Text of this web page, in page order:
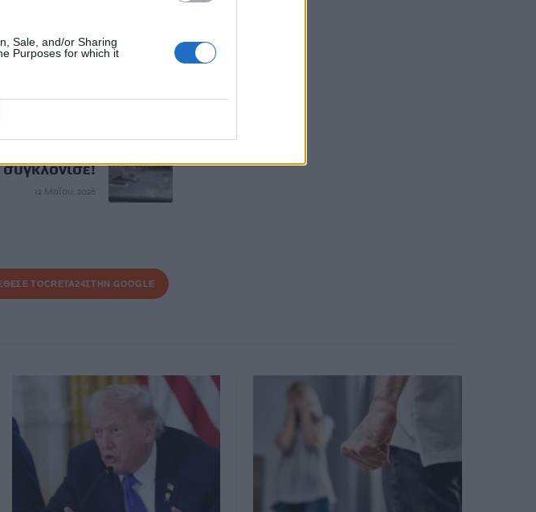
Sale, and/or Sharing
Purposes for which it
συγκλόνισε!
12 Μαΐου, 2026
ΤΟCRETA24ΣΤΗΝ GOOGLE